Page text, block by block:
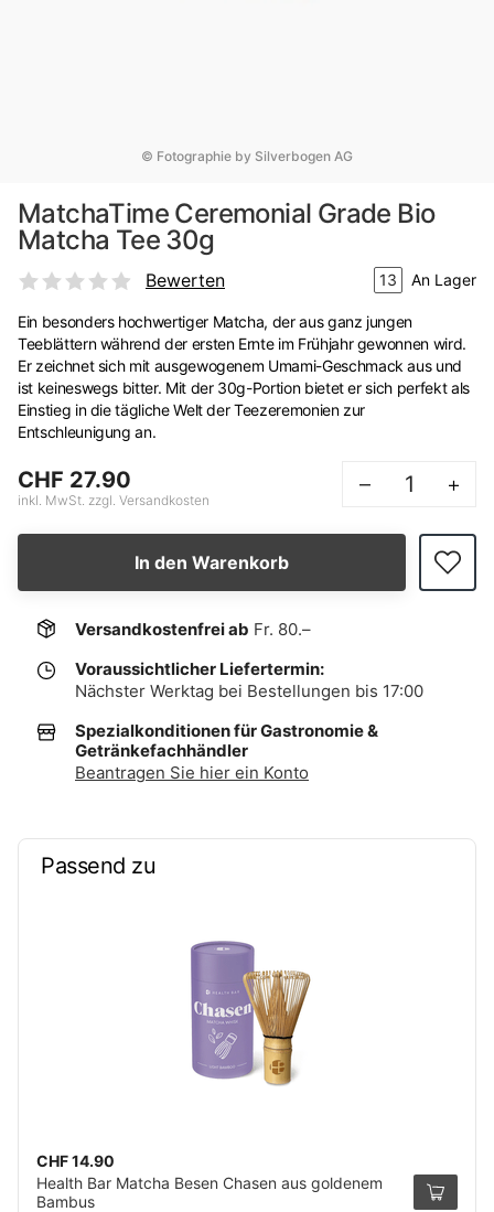
© Fotographie by Silverbogen AG
MatchaTime Ceremonial Grade Bio
Matcha Tee 30g
Bewerten 13 An Lager
Ein besonders hochwertiger Matcha, der aus ganz jungen
Teeblättern während der ersten Ernte im Frühjahr gewonnen wird.
Er zeichnet sich mit ausgewogenem Umami-Geschmack aus und
ist keineswegs bitter. Mit der 30g-Portion bietet er sich perfekt als
Einstieg in die tägliche Welt der Teezeremonien zur
Entschleunigung an.
CHF 27.90
inkl. MwSt. zzgl. Versandkosten
– +
In den Warenkorb
Versandkostenfrei ab Fr. 80.–
Voraussichtlicher Liefertermin:
Nächster Werktag bei Bestellungen bis 17:00
Spezialkonditionen für Gastronomie &
Getränkefachhändler
Beantragen Sie hier ein Konto
Passend zu
CHF 14.90
Health Bar Matcha Besen Chasen aus goldenem
Bambus